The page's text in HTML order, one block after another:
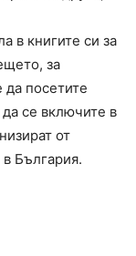
в книгите си за
за
посетите
се включите в
от
България.